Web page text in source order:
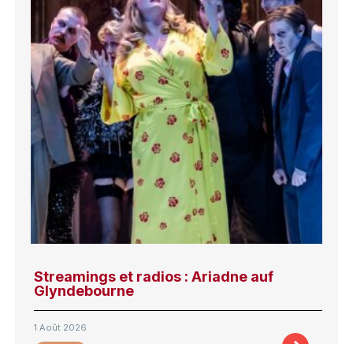
Streamings et radios : Ariadne auf
Glyndebourne
1 Août 2026